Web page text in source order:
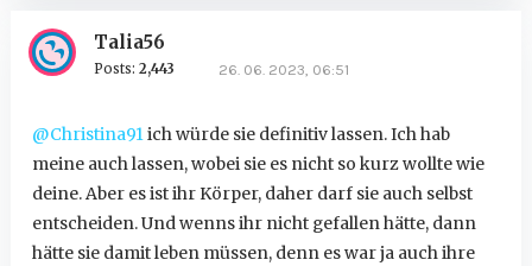
Talia56
Posts: 2,443 26. 06. 2023, 06:51
@Christina91ich würde sie definitiv lassen. Ich hab
meine auch lassen, wobei sie es nicht so kurz wollte wie
deine. Aber es ist ihr Körper, daher darf sie auch selbst
entscheiden. Und wenns ihr nicht gefallen hätte, dann
hätte sie damit leben müssen, denn es war ja auch ihre